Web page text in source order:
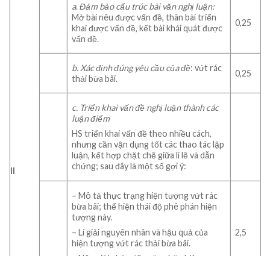
II
a.Đảm bảo cấu trúc bài vănnghị luận:
Mở bài nêu được vấn đề, thân bài triển
khai được vấn đề, kết bài khái quát được
vấn đề.
0,25
b. Xác định đúngyêu cầu của đề: vứt rác
thải bừa bãi.
0,25
c. Triển khai vấn đề nghị luận thành các
luận điểm
HS triển khai vấn đề theo nhiều cách,
nhưng cần vận dụng tốt các thao tác lập
luận, kết hợp chặt chẽ giữa lí lẽ và dẫn
chứng; sau đây là một số gợi ý:
– Mô tả thực trạng hiện tượng vứt rác
bừa bãi; thể hiện thái độ phê phán hiện
tượng này.
– Lí giải nguyên nhân và hậu quả của
hiện tượng vứt rác thải bừa bãi.
2,5